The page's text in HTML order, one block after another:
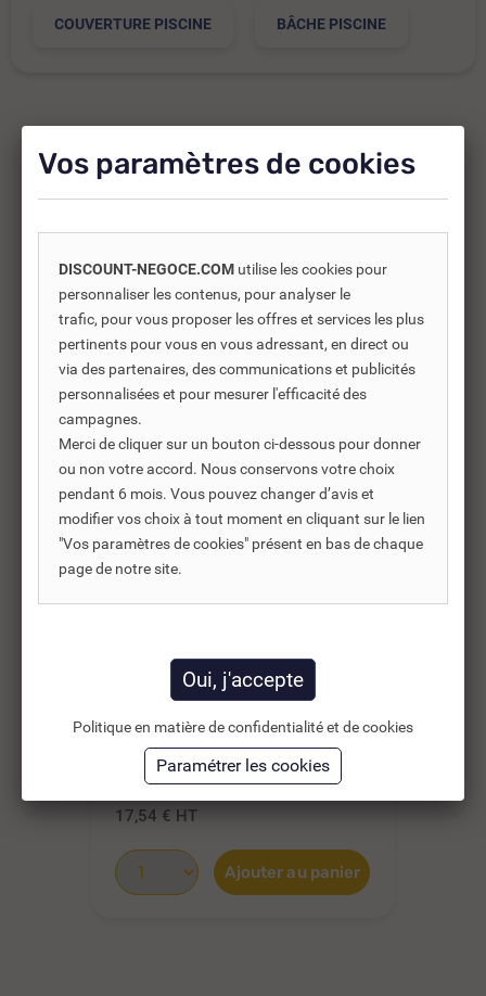
COUVERTURE PISCINE BÂCHE PISCINE
Produits complémentaires
d’améliorer l’utilisation soit répondre à des besoins
supplémentaires.
-40%
REF DNC :825400
D'HIVERNAGE FILTRANTE
DE...
21,05 €TTC 35,09 €
17,54 € HT
Ajouter au panier
Vos paramètres de cookies
DISCOUNT-NEGOCE.COM utilise les cookies pour
personnaliser les contenus, pour analyser le
trafic, pour vous proposer les offres et services les plus
pertinents pour vous en vous adressant, en direct ou
via des partenaires, des communications et publicités
personnalisées et pour mesurer l'efficacité des
campagnes.
Merci de cliquer sur un bouton ci-dessous pour donner
ou non votre accord. Nous conservons votre choix
pendant 6 mois. Vous pouvez changer d’avis et
modifier vos choix à tout moment en cliquant sur le lien
"Vos paramètres de cookies" présent en bas de chaque
page de notre site.
Politique en matière de confidentialité et de cookies